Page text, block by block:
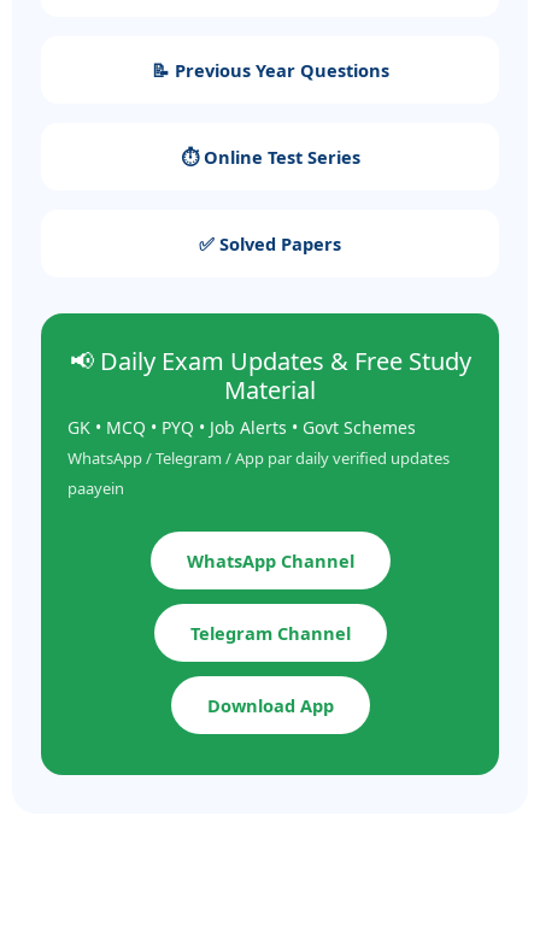
📝 Previous Year Questions
⏱️ Online Test Series
✅ Solved Papers
📢 Daily Exam Updates & Free Study
Material
GK • MCQ • PYQ • Job Alerts • Govt Schemes
WhatsApp / Telegram / App par daily verified updates
paayein
WhatsApp Channel
Telegram Channel
Download App